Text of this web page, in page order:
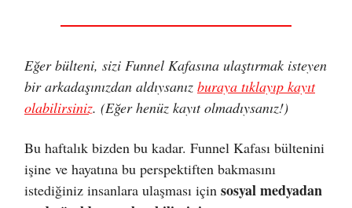
Eğer bülteni, sizi Funnel Kafasına ulaştırmak isteyen
bir arkadaşınızdan aldıysanız buraya tıklayıp kayıt
olabilirsiniz. (Eğer henüz kayıt olmadıysanız!)
Bu haftalık bizden bu kadar. Funnel Kafası bültenini
işine ve hayatına bu perspektiften bakmasını
istediğiniz insanlara ulaşması için sosyal medyadan